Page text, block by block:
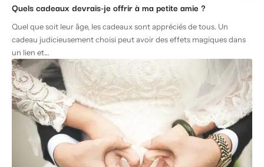
Quels cadeaux devrais-je offrir à ma petite amie ?
Quel que soit leur âge, les cadeaux sont appréciés de tous. Un
cadeau judicieusement choisi peut avoir des effets magiques dans
un lien et…